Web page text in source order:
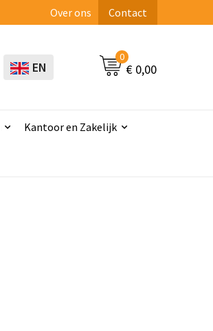
Over ons Contact
EN
0
€ 0,00
Kantoor en Zakelijk